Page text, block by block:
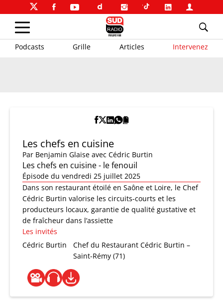
Podcasts Grille Articles Intervenez
Les chefs en cuisine
Par Benjamin Glaise avec Cédric Burtin
Les chefs en cuisine - le fenouil
Épisode du vendredi 25 juillet 2025
Dans son restaurant étoilé en Saône et Loire, le Chef
Cédric Burtin valorise les circuits-courts et les
producteurs locaux, garantie de qualité gustative et
de fraîcheur dans l’assiette
Les invités
Cédric Burtin
Chef du Restaurant Cédric Burtin –
Saint-Rémy (71)